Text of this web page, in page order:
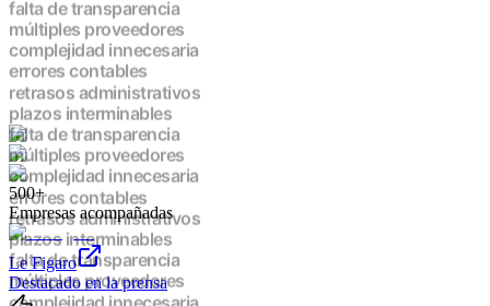
falta de transparencia
múltiples proveedores
complejidad innecesaria
errores contables
retrasos administrativos
plazos interminables
falta de transparencia
múltiples proveedores
complejidad innecesaria
errores contables
retrasos administrativos
plazos interminables
falta de transparencia
múltiples proveedores
500+
Empresas acompañadas
Le Figaro
Destacado en la prensa